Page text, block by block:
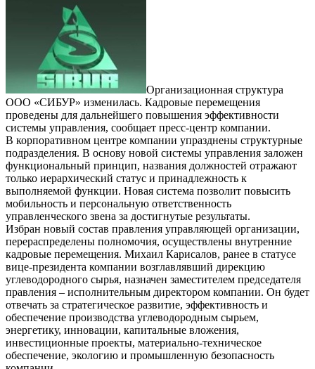
Организационная структура
ООО «СИБУР» изменилась. Кадровые перемещения
проведены для дальнейшего повышения эффективности
системы управления, сообщает пресс-центр компании.
В корпоративном центре компании упразднены структурные
подразделения. В основу новой системы управления заложен
функциональный принцип, названия должностей отражают
только иерархический статус и принадлежность к
выполняемой функции. Новая система позволит повысить
мобильность и персональную ответственность
управленческого звена за достигнутые результаты.
Избран новый состав правления управляющей организации,
перераспределены полномочия, осуществлены внутренние
кадровые перемещения. Михаил Карисалов, ранее в статусе
вице-президента компании возглавлявший дирекцию
углеводородного сырья, назначен заместителем председателя
правления – исполнительным директором компании. Он будет
отвечать за стратегическое развитие, эффективность и
обеспечение производства углеводородным сырьем,
энергетику, инновации, капитальные вложения,
инвестиционные проекты, материально-техническое
обеспечение, экологию и промышленную безопасность